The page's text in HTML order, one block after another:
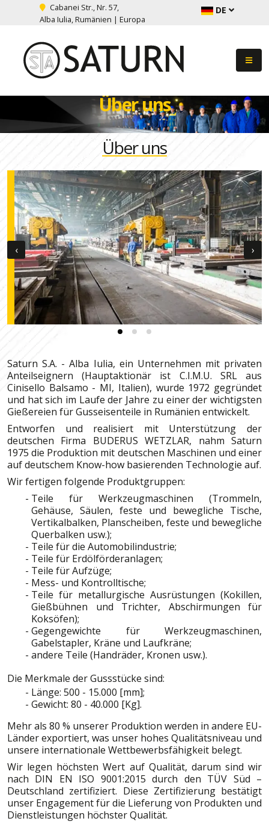
Cabanei Str., Nr. 57,
Alba Iulia, Rumänien | Europa
DE
Über uns
Über uns
‹ ›
Saturn S.A. - Alba Iulia, ein Unternehmen mit privaten
Anteilseignern (Hauptaktionär ist C.I.M.U. SRL aus
Cinisello Balsamo - MI, Italien), wurde 1972 gegründet
und hat sich im Laufe der Jahre zu einer der wichtigsten
Gießereien für Gusseisenteile in Rumänien entwickelt.
Entworfen und realisiert mit Unterstützung der
deutschen Firma BUDERUS WETZLAR, nahm Saturn
1975 die Produktion mit deutschen Maschinen und einer
auf deutschem Know-how basierenden Technologie auf.
Wir fertigen folgende Produktgruppen:
Teile für Werkzeugmaschinen (Trommeln,
Gehäuse, Säulen, feste und bewegliche Tische,
Vertikalbalken, Planscheiben, feste und bewegliche
Querbalken usw.);
Teile für die Automobilindustrie;
Teile für Erdölförderanlagen;
Teile für Aufzüge;
Mess- und Kontrolltische;
Teile für metallurgische Ausrüstungen (Kokillen,
Gießbühnen und Trichter, Abschirmungen für
Koksöfen);
Gegengewichte für Werkzeugmaschinen,
Gabelstapler, Kräne und Laufkräne;
andere Teile (Handräder, Kronen usw.).
Die Merkmale der Gussstücke sind:
Länge: 500 - 15.000 [mm];
Gewicht: 80 - 40.000 [Kg].
Mehr als 80 % unserer Produktion werden in andere EU-
Länder exportiert, was unser hohes Qualitätsniveau und
unsere internationale Wettbewerbsfähigkeit belegt.
Wir legen höchsten Wert auf Qualität, darum sind wir
nach DIN EN ISO 9001:2015 durch den TÜV Süd –
Deutschland zertifiziert. Diese Zertifizierung bestätigt
unser Engagement für die Lieferung von Produkten und
Dienstleistungen höchster Qualität.